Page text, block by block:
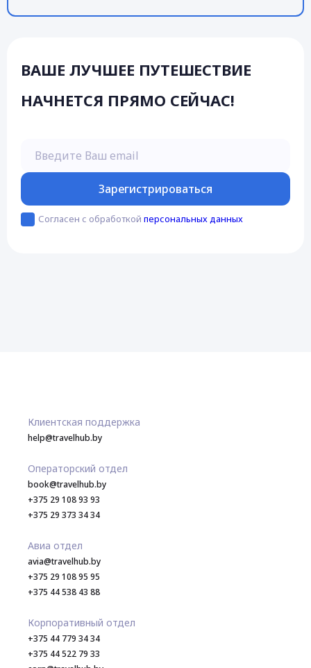
ВАШЕ ЛУЧШЕЕ ПУТЕШЕСТВИЕ
НАЧНЕТСЯ ПРЯМО СЕЙЧАС!
Зарегистрироваться
Согласен с обработкой персональных данных
Клиентская поддержка
help@travelhub.by
Операторский отдел
book@travelhub.by
+375 29 108 93 93
+375 29 373 34 34
Авиа отдел
avia@travelhub.by
+375 29 108 95 95
+375 44 538 43 88
Корпоративный отдел
+375 44 779 34 34
+375 44 522 79 33